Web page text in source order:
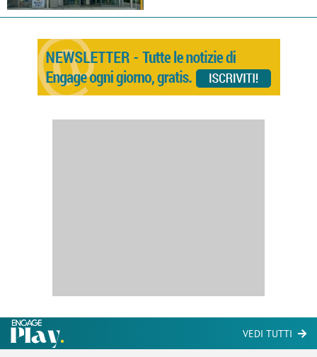
VEDI TUTTI